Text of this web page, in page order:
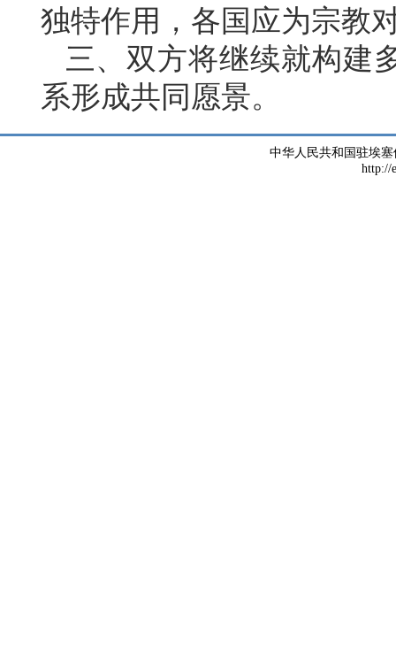
独特作用，各国应为宗教
三、双方将继续就构建
系形成共同愿景。
中华人民共和国驻埃
http://